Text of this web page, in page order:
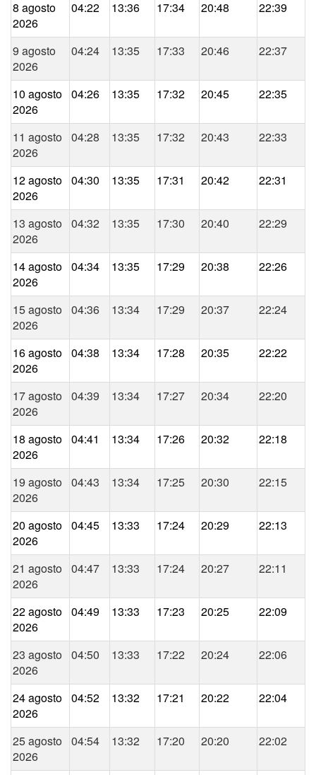
8 agosto
2026
04:22 13:36 17:34 20:48 22:39
9 agosto
2026
04:24 13:35 17:33 20:46 22:37
10 agosto
2026
04:26 13:35 17:32 20:45 22:35
11 agosto
2026
04:28 13:35 17:32 20:43 22:33
12 agosto
2026
04:30 13:35 17:31 20:42 22:31
13 agosto
2026
04:32 13:35 17:30 20:40 22:29
14 agosto
2026
04:34 13:35 17:29 20:38 22:26
15 agosto
2026
04:36 13:34 17:29 20:37 22:24
16 agosto
2026
04:38 13:34 17:28 20:35 22:22
17 agosto
2026
04:39 13:34 17:27 20:34 22:20
18 agosto
2026
04:41 13:34 17:26 20:32 22:18
19 agosto
2026
04:43 13:34 17:25 20:30 22:15
20 agosto
2026
04:45 13:33 17:24 20:29 22:13
21 agosto
2026
04:47 13:33 17:24 20:27 22:11
22 agosto
2026
04:49 13:33 17:23 20:25 22:09
23 agosto
2026
04:50 13:33 17:22 20:24 22:06
24 agosto
2026
04:52 13:32 17:21 20:22 22:04
25 agosto
2026
04:54 13:32 17:20 20:20 22:02